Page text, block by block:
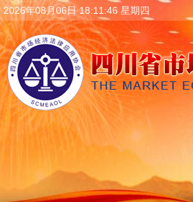
2026年08月06日 18:11:49 星期四